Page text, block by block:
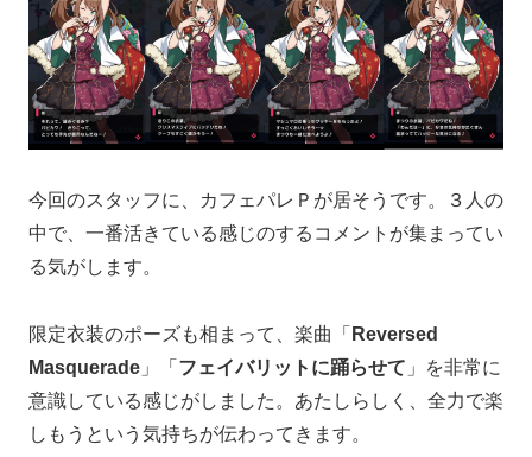
今回のスタッフに、カフェパレＰが居そうです。３人の
中で、一番活きている感じのするコメントが集まってい
る気がします。
限定衣装のポーズも相まって、楽曲「 Reversed
Masquerade 」「 フェイバリットに踊らせて 」を非常に
意識している感じがしました。あたしらしく、全力で楽
しもうという気持ちが伝わってきます。